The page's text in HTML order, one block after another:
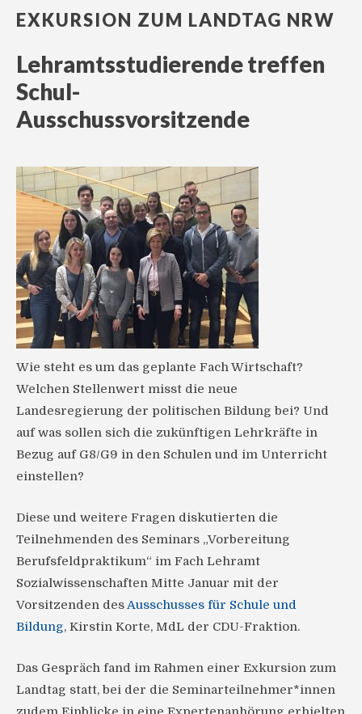
EXKURSION ZUM LANDTAG NRW
Lehramtsstudierende treffen
Schul-
Ausschussvorsitzende
Wie steht es um das geplante Fach Wirtschaft?
Welchen Stellenwert misst die neue
Landesregierung der politischen Bildung bei? Und
auf was sollen sich die zukünftigen Lehrkräfte in
Bezug auf G8/G9 in den Schulen und im Unterricht
einstellen?
Diese und weitere Fragen diskutierten die
Teilnehmenden des Seminars „Vorbereitung
Berufsfeldpraktikum“ im Fach Lehramt
Sozialwissenschaften Mitte Januar mit der
Vorsitzenden desAusschusses für Schule und
Bildung, Kirstin Korte, MdL der CDU-Fraktion.
Das Gespräch fand im Rahmen einer Exkursion zum
Landtag statt, bei der die Seminarteilnehmer*innen